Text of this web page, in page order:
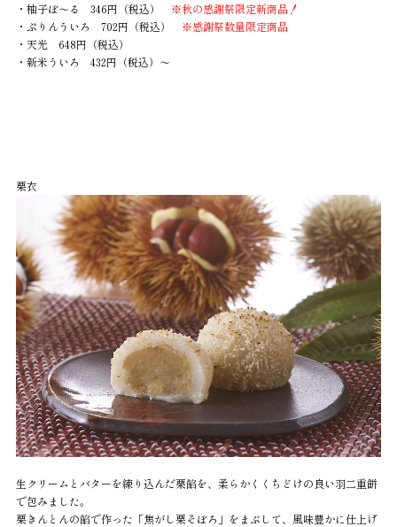
・柚子ぼ～る 346円（税込） ※秋の感謝祭限定新商品！
・ぷりんういろ 702円（税込） ※感謝祭数量限定商品
・天光 648円（税込）
・新米ういろ 432円（税込）～
栗衣
生クリームとバターを練り込んだ栗餡を、柔らかくくちどけの良い羽二重餅
で包みました。
栗きんとんの餡で作った「焦がし栗そぼろ」をまぶして、風味豊かに仕上げ